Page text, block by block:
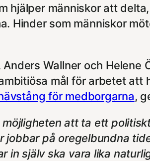
hjälper människor att
Hinder som människor
Wallner och Helene
mål för arbetet att
för medborgarna,
att ta ett
på oregelbundna
in själv ska vara lika